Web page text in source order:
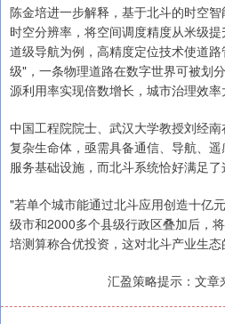
陈金培进一步解释，基于北斗的时空
时空分辨率，将空间调度精度从米级
道级导航为例，高精度定位技术使道
级"，一条物理道路在数字世界可被划
源利用率实现倍数增长，城市治理效率
中国工程院院士、武汉大学教授刘经
复杂生命体，亟需具备通信、导航、
服务基础设施，而北斗系统恰好满足了
"若单个城市能通过北斗应用创造十亿
级市和2000多个县级行政区叠加后，
培测算称合优投资，这对北斗产业生态
汇盈策略提示：文章